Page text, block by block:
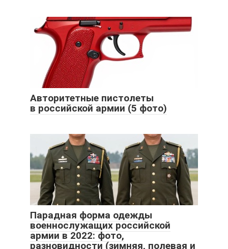
Авторитетные пистолеты
в российской армии (5 фото)
Парадная форма одежды
военнослужащих российской
армии в 2022: фото,
разновидности (зимняя, полевая и